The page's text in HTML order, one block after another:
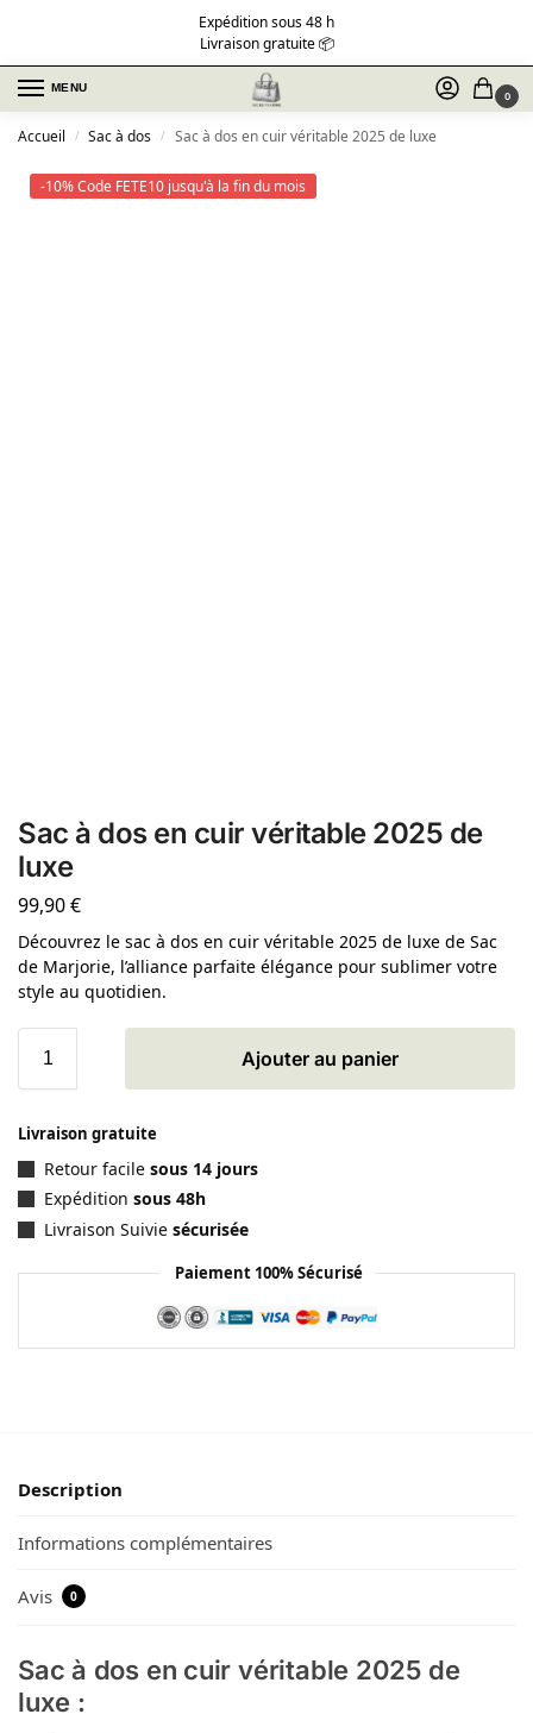
Expédition sous 48 h
Livraison gratuite 📦
MENU
0
Accueil / Sac à dos / Sac à dos en cuir véritable 2025 de luxe
-10% Code FETE10 jusqu'à la fin du mois
Sac à dos en cuir véritable 2025 de
luxe
99,90€
Découvrez le sac à dos en cuir véritable 2025 de luxe de Sac
de Marjorie, l’alliance parfaite élégance pour sublimer votre
style au quotidien.
Ajouter au panier
Livraison gratuite
Retour facile sous 14 jours
Expédition sous 48h
Livraison Suivie sécurisée
Paiement 100% Sécurisé
Description
Informations complémentaires
Avis 0
Sac à dos en cuir véritable 2025 de
luxe :